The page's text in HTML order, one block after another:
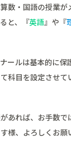
数・国語の授業が
と、『英語』や『
ールは基本的に保
科目を設定させて
あれば、お手数で
様、よろしくお願